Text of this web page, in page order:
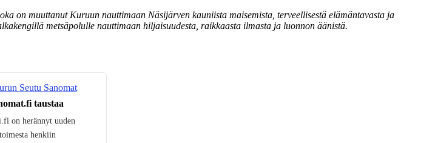
on muuttanut Kuruun nauttimaan Näsijärven kauniista maisemista, terveellisestä elämäntavasta ja
metsäpolulle nauttimaan hiljaisuudesta, raikkaasta ilmasta ja luonnon äänistä.
taustaa
on herännyt uuden
henkiin